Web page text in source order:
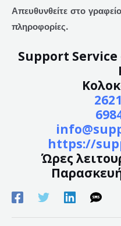
Απευθυνθείτε στο
πληροφορίες.
Support Service
https://
Ώρες